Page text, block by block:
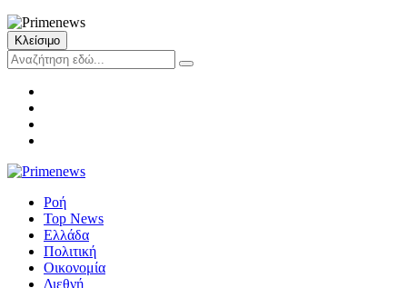
Κλείσιμο
Ροή
Top News
Ελλάδα
Πολιτική
Οικονομία
Διεθνή